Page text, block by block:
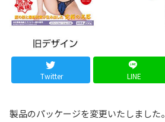
Twitter LINE
製品のパッケージを変更いたしました。